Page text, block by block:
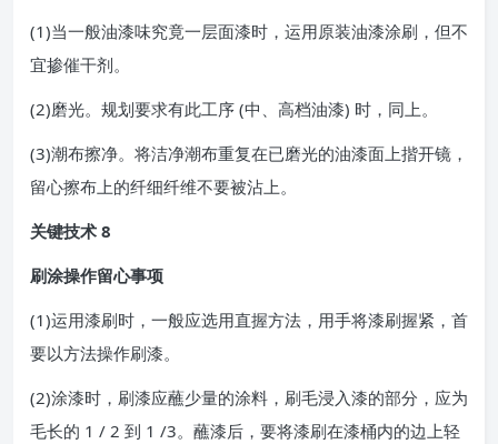
(1)当一般油漆味究竟一层面漆时，运用原装油漆涂刷，但不
宜掺催干剂。
(2)磨光。规划要求有此工序 (中、高档油漆) 时，同上。
(3)潮布擦净。将洁净潮布重复在已磨光的油漆面上揩开镜，
留心擦布上的纤细纤维不要被沾上。
关键技术 8
刷涂操作留心事项
(1)运用漆刷时，一般应选用直握方法，用手将漆刷握紧，首
要以方法操作刷漆。
(2)涂漆时，刷漆应蘸少量的涂料，刷毛浸入漆的部分，应为
毛长的 1 / 2 到 1 /3。蘸漆后，要将漆刷在漆桶内的边上轻